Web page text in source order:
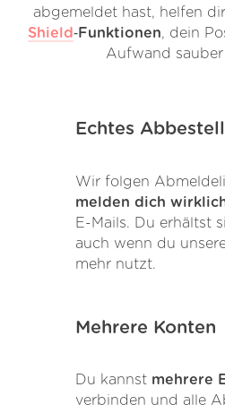
abgemeldet hast, helfen
Shield‑Funktionen, dein
Aufwand
Echtes
Wir folgen
melden dich
E-Mails. Du erhältst
auch wenn du
mehr nutzt.
Mehrere Konten
Du kannst mehrere
verbinden und alle